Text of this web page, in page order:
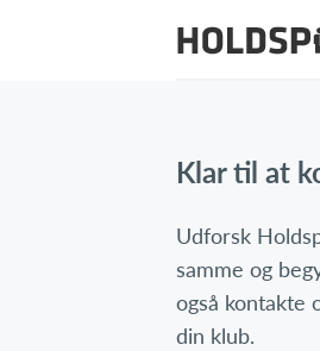
Klar til at
Udforsk
samme og
også kontakte
din klub.